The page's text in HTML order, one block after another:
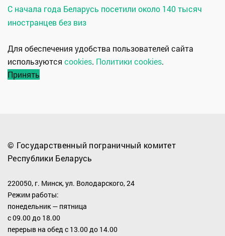
С начала года Беларусь посетили около 140 тысяч
иностранцев без виз
Для обеспечения удобства пользователей сайта
используются cookies. Политики cookies.
Принять
© Государственный пограничный комитет
Республики Беларусь
220050, г. Минск, ул. Володарского, 24
Режим работы:
понедельник — пятница
с 09.00 до 18.00
перерыв на обед с 13.00 до 14.00